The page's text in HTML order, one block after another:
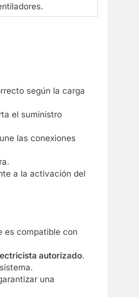
reconocimiento facial en
domóticos
según la carga
el suministro
las conexiones
a la activación del
es compatible con
autorizado.
una